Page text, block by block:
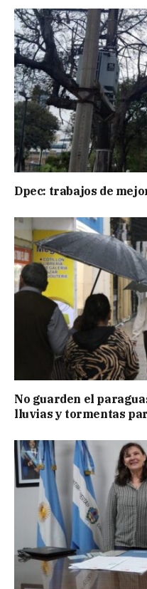
Dpec: trabajos de
No guarden el
lluvias y tormentas